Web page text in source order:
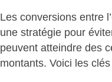
Les conversions entre
une stratégie pour
peuvent atteindre des
montants. Voici les